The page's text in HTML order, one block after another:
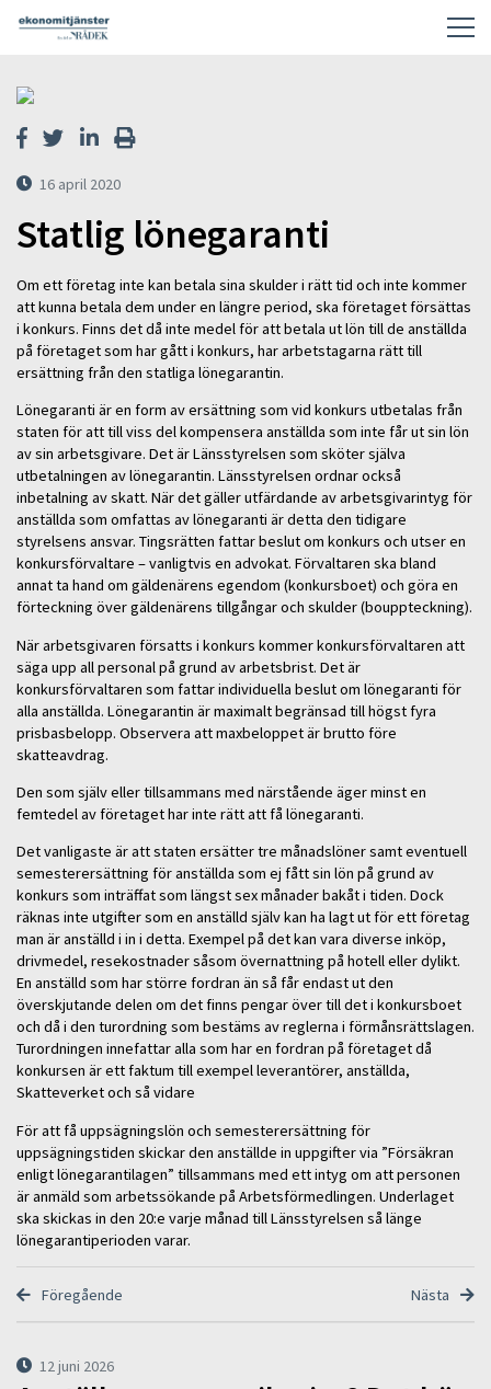
16 april 2020
Statlig lönegaranti
Om ett företag inte kan betala sina skulder i rätt tid och inte kommer
att kunna betala dem under en längre period, ska företaget försättas
i konkurs. Finns det då inte medel för att betala ut lön till de anställda
på företaget som har gått i konkurs, har arbetstagarna rätt till
ersättning från den statliga lönegarantin.
Lönegaranti är en form av ersättning som vid konkurs utbetalas från
staten för att till viss del kompensera anställda som inte får ut sin lön
av sin arbetsgivare. Det är Länsstyrelsen som sköter själva
utbetalningen av lönegarantin. Länsstyrelsen ordnar också
inbetalning av skatt. När det gäller utfärdande av arbetsgivarintyg för
anställda som omfattas av lönegaranti är detta den tidigare
styrelsens ansvar. Tingsrätten fattar beslut om konkurs och utser en
konkursförvaltare – vanligtvis en advokat. Förvaltaren ska bland
annat ta hand om gäldenärens egendom (konkursboet) och göra en
förteckning över gäldenärens tillgångar och skulder (bouppteckning).
När arbetsgivaren försatts i konkurs kommer konkursförvaltaren att
säga upp all personal på grund av arbetsbrist. Det är
konkursförvaltaren som fattar individuella beslut om lönegaranti för
alla anställda. Lönegarantin är maximalt begränsad till högst fyra
prisbasbelopp. Observera att maxbeloppet är brutto före
skatteavdrag.
Den som själv eller tillsammans med närstående äger minst en
femtedel av företaget har inte rätt att få lönegaranti.
Det vanligaste är att staten ersätter tre månadslöner samt eventuell
semesterersättning för anställda som ej fått sin lön på grund av
konkurs som inträffat som längst sex månader bakåt i tiden. Dock
räknas inte utgifter som en anställd själv kan ha lagt ut för ett företag
man är anställd i in i detta. Exempel på det kan vara diverse inköp,
drivmedel, resekostnader såsom övernattning på hotell eller dylikt.
En anställd som har större fordran än så får endast ut den
överskjutande delen om det finns pengar över till det i konkursboet
och då i den turordning som bestäms av reglerna i förmånsrättslagen.
Turordningen innefattar alla som har en fordran på företaget då
konkursen är ett faktum till exempel leverantörer, anställda,
Skatteverket och så vidare
För att få uppsägningslön och semesterersättning för
uppsägningstiden skickar den anställde in uppgifter via ”Försäkran
enligt lönegarantilagen” tillsammans med ett intyg om att personen
är anmäld som arbetssökande på Arbetsförmedlingen. Underlaget
ska skickas in den 20:e varje månad till Länsstyrelsen så länge
lönegarantiperioden varar.
Föregående Nästa
12 juni 2026